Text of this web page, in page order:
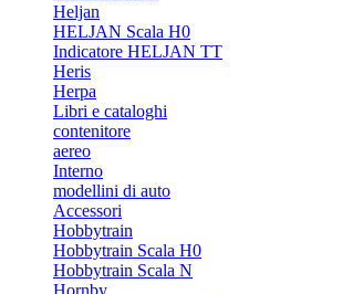
Heljan
HELJAN Scala H0
Indicatore HELJAN TT
Heris
Herpa
Libri e cataloghi
contenitore
aereo
Interno
modellini di auto
Accessori
Hobbytrain
Hobbytrain Scala H0
Hobbytrain Scala N
Hornby